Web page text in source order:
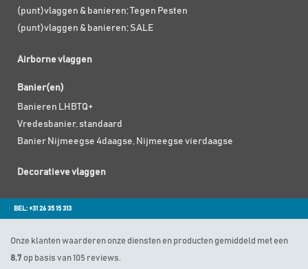
(punt)vlaggen & banieren; Tegen Pesten
(punt)vlaggen & banieren; SALE
Airborne vlaggen
Banier(en)
Banieren LHBTQ+
Vredesbanier, standaard
Banier Nijmeegse 4daagse, Nijmeegse vierdaagse
Decoratieve vlaggen
BEL: +31 26 35 15 313
Onze klanten waarderen onze diensten en producten gemiddeld met een
8.7 op basis van 105 reviews.